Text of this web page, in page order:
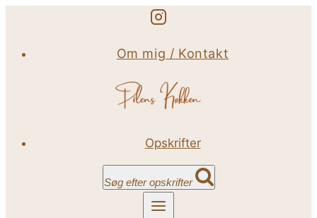
indhold
Om mig / Kontakt
Opskrifter
Søg efter opskrifter